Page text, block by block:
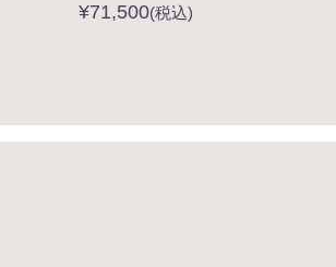
¥71,500(税込)